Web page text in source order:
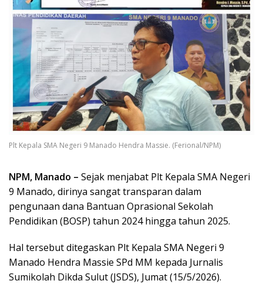
Plt Kepala SMA Negeri 9 Manado Hendra Massie. (Ferional/NPM)
NPM, Manado – Sejak menjabat Plt Kepala SMA Negeri
9 Manado, dirinya sangat transparan dalam
pengunaan dana Bantuan Oprasional Sekolah
Pendidikan (BOSP) tahun 2024 hingga tahun 2025.
Hal tersebut ditegaskan Plt Kepala SMA Negeri 9
Manado Hendra Massie SPd MM kepada Jurnalis
Sumikolah Dikda Sulut (JSDS), Jumat (15/5/2026).